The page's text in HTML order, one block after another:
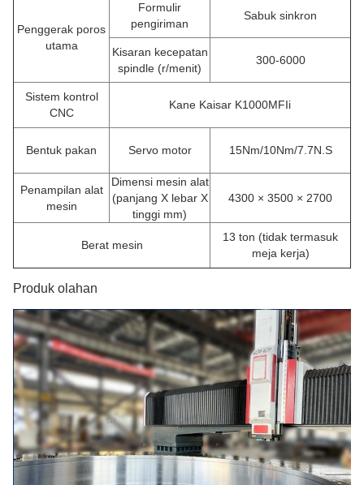
Penggerak poros
utama
Formulir
pengiriman
Sabuk sinkron
Kisaran kecepatan
spindle (r/menit)
300-6000
Sistem kontrol
CNC
Kane Kaisar K1000MFIi
Bentuk pakan Servo motor 15Nm/10Nm/7.7N.S
Penampilan alat
mesin
Dimensi mesin alat
(panjang X lebar X
tinggi mm)
4300 × 3500 × 2700
Berat mesin
13 ton (tidak termasuk
meja kerja)
Produk olahan